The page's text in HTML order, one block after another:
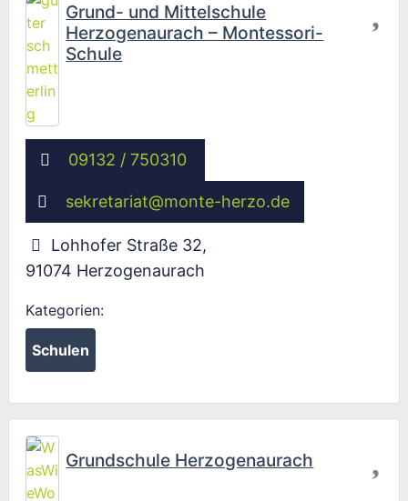
Grund- und Mittelschule
Herzogenaurach – Montessori-
Schule
09132 / 750310
sekretariat@monte-herzo.de
Lohhofer Straße 32,
91074 Herzogenaurach
Kategorien:
Schulen
Grundschule Herzogenaurach